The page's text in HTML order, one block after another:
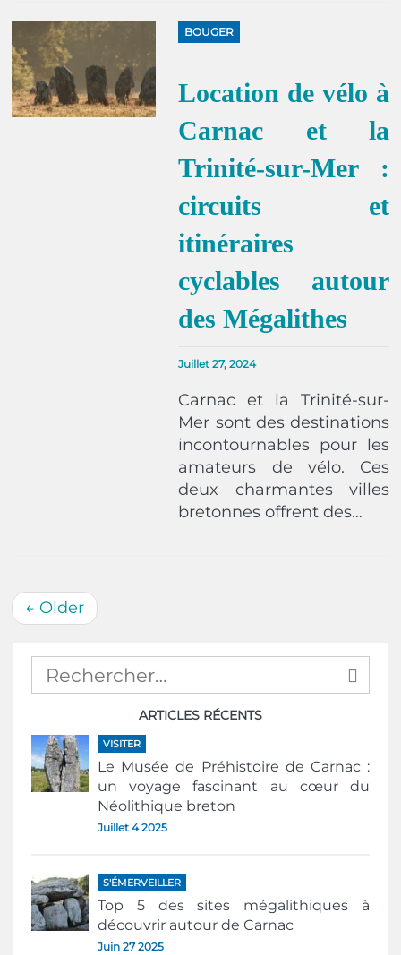
BOUGER
Location de vélo à
Carnac et la
Trinité-sur-Mer :
circuits et
itinéraires
cyclables autour
des Mégalithes
Juillet 27, 2024
Carnac et la Trinité-sur-
Mer sont des destinations
incontournables pour les
amateurs de vélo. Ces
deux charmantes villes
bretonnes offrent des…
← Older
ARTICLES RÉCENTS
VISITER
Le Musée de Préhistoire de Carnac :
un voyage fascinant au cœur du
Néolithique breton
Juillet 4 2025
S'ÉMERVEILLER
Top 5 des sites mégalithiques à
découvrir autour de Carnac
Juin 27 2025